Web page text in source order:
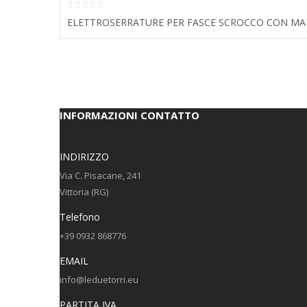
ELETTROSERRATURE PER FASCE SCROCCO CON
INFORMAZIONI CONTATTO
INDIRIZZO
Via C. Pisacane, 241
Vittoria (RG)
Telefono
+39 0932 868776
EMAIL
info@leduetorri.eu